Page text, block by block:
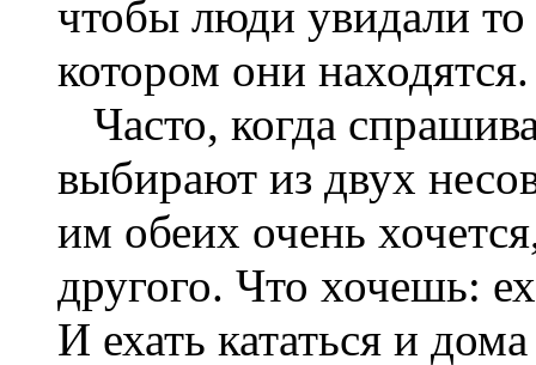
чтобы люди увидали
котором они находятся.
Часто, когда
выбирают из двух
им обеих очень
другого. Что хочешь:
И ехать кататься и